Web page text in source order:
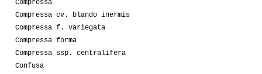
Compressa
Compressa cv. blando inermis
Compressa f. variegata
Compressa forma
Compressa ssp. centralifera
Confusa